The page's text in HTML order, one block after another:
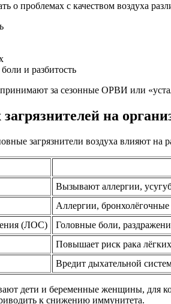
о проблемах с качеством воздуха
и разбитость
за сезонные ОРВИ или
на
загрязнители воздуха влияют
Вызывают аллергии,
Аллергии,
(ЛОС)
Головные боли,
Повышает риск рака лёгких
Вредит дыхательной
дети и беременные женщины, для
к снижению иммунитета.